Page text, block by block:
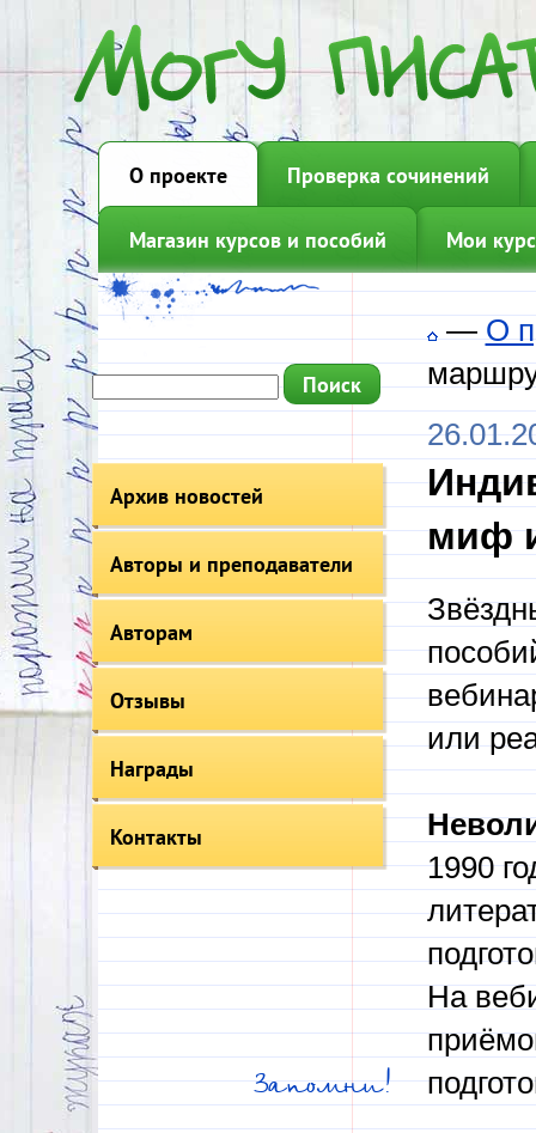
О проекте Проверка сочинений
Магазин курсов и пособий Мои
Архив новостей
Авторы и преподаватели
Авторам
Отзывы
Награды
Контакты
Запомни!
—О
миф
или
1990
На